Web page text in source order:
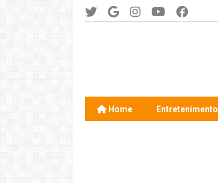
Home Entretenimento